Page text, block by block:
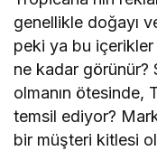
genellikle doğayı
peki ya bu
ne kadar görünür?
olmanın ötesinde,
temsil ediyor?
bir müşteri kitlesi